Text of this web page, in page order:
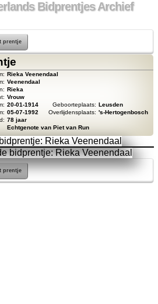
Bidprentjes Archief
prentje
Rieka Veenendaal
Veenendaal
Rieka
Vrouw
20-01-1914 Geboorteplaats: Leusden
05-07-1992 Overlijdensplaats: 's-Hertogenbosch
78 jaar
Echtgenote van Piet van Run
prentje